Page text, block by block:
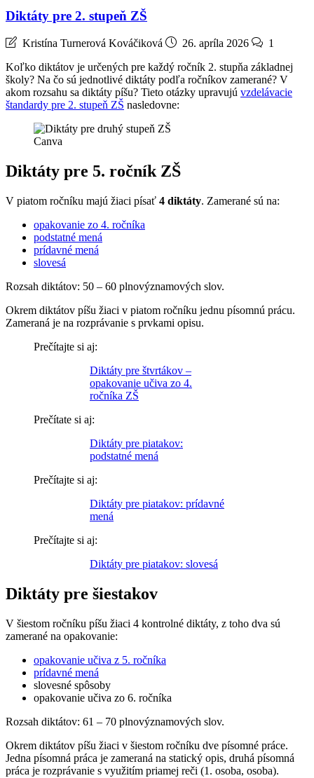
Diktáty pre 2. stupeň ZŠ
Kristína Turnerová Kováčiková 26. apríla 2026
1
Koľko diktátov je určených pre každý ročník 2. stupňa základnej
školy? Na čo sú jednotlivé diktáty podľa ročníkov zamerané? V
akom rozsahu sa diktáty píšu? Tieto otázky upravujú vzdelávacie
štandardy pre 2. stupeň ZŠ nasledovne:
Canva
Diktáty pre 5. ročník ZŠ
V piatom ročníku majú žiaci písať 4 diktáty. Zamerané sú na:
opakovanie zo 4. ročníka
podstatné mená
prídavné mená
slovesá
Rozsah diktátov: 50 – 60 plnovýznamových slov.
Okrem diktátov píšu žiaci v piatom ročníku jednu písomnú prácu.
Zameraná je na rozprávanie s prvkami opisu.
Prečítajte si aj:
Diktáty pre štvrtákov –
opakovanie učiva zo 4.
ročníka ZŠ
Prečítate si aj:
Diktáty pre piatakov:
podstatné mená
Prečítajte si aj:
Diktáty pre piatakov: prídavné
mená
Prečítajte si aj:
Diktáty pre piatakov: slovesá
Diktáty pre šiestakov
V šiestom ročníku píšu žiaci 4 kontrolné diktáty, z toho dva sú
zamerané na opakovanie:
opakovanie učiva z 5. ročníka
prídavné mená
slovesné spôsoby
opakovanie učiva zo 6. ročníka
Rozsah diktátov: 61 – 70 plnovýznamových slov.
Okrem diktátov píšu žiaci v šiestom ročníku dve písomné práce.
Jedna písomná práca je zameraná na statický opis, druhá písomná
práca je rozprávanie s využitím priamej reči (1. osoba, osoba).